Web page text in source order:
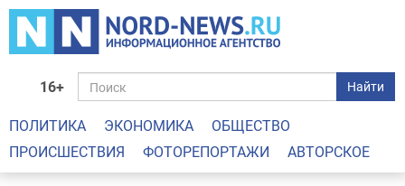
16+ Найти
ПОЛИТИКА ЭКОНОМИКА
ОБЩЕСТВО
ПРОИСШЕСТВИЯ
ФОТОРЕПОРТАЖИ АВТОРСКОЕ